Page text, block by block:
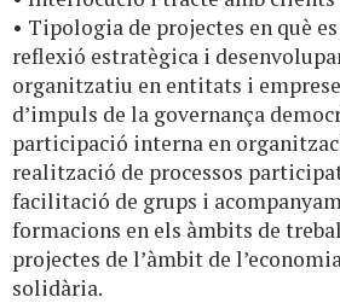
• Tipologia de projectes en què
reflexió estratègica i
organitzatiu en entitats i
d’impuls de la governança
participació interna en
realització de processos
facilitació de grups i
formacions en els àmbits de
projectes de l’àmbit de
solidària.